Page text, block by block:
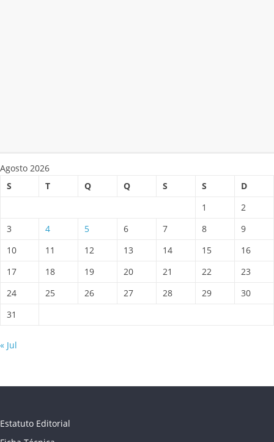
Agosto 2026
S
T Q Q S S
D
1
2
3
4 5 6 7 8
9
10
11 12 13 14 15
16
17
18 19 20 21 22
23
24
25 26 27 28 29
30
31
« Jul
Estatuto Editorial